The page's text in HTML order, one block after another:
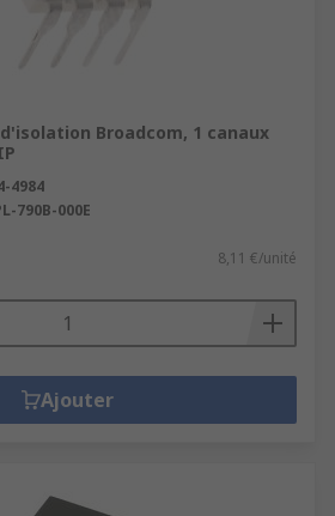
Broadcom, 1 canaux
4984
790B-000E
8,11 €/unité
Ajouter